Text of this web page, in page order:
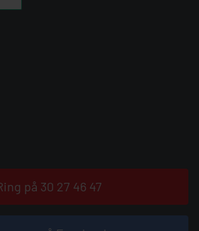
på 30 27 46 47